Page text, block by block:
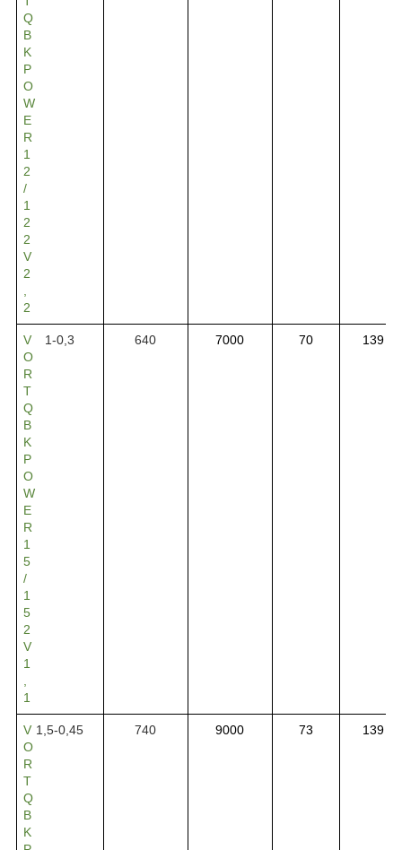
Q
B
K
P
O
W
E
R
1
2
/
1
2
2
V
2
2
V
O
R
T
Q
B
K
P
O
W
E
R
1
5
/
1
5
2
V
1
1
1-0,3 640 7000 70 139
V
O
R
T
Q
B
K
1,5-0,45 740 9000 73 139